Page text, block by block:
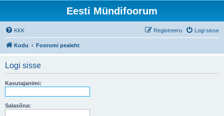
Eesti Mündifoorum
KKK Logi sisse
Registreeru
Kodu Foorumi pealeht
Logi sisse
Kasutajanimi:
Salasõna: